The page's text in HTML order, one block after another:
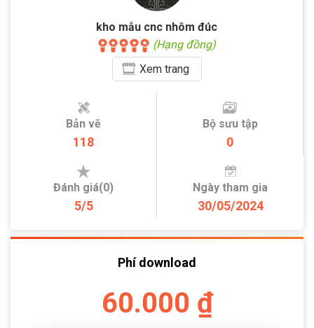
kho mẫu cnc nhôm đúc
(Hạng đồng)
Xemtrang
Bản vẽ
118
Bộ sưu tập
0
Đánh giá(0)
5/5
Ngày tham gia
30/05/2024
Phí download
60.000 ₫